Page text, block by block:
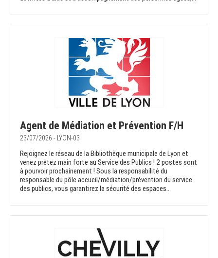
Agent de Médiation et Prévention F/H
23/07/2026 - LYON-03
Rejoignez le réseau de la Bibliothèque municipale de Lyon et
venez prêtez main forte au Service des Publics ! 2 postes sont
à pourvoir prochainement ! Sous la responsabilité du
responsable du pôle accueil/médiation/prévention du service
des publics, vous garantirez la sécurité des espaces...